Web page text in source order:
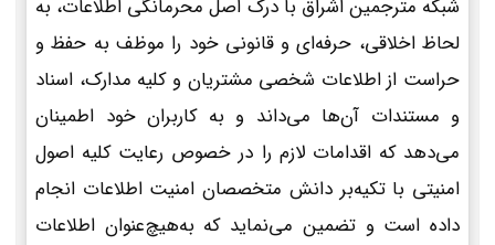
شبکه مترجمین اشراق با درک اصل محرمانگی اطلاعات، به
لحاظ اخلاقی، حرفه‌ای و قانونی خود را موظف به حفظ و
حراست از اطلاعات شخصی مشتریان و کلیه مدارک، اسناد
و مستندات آن‌ها می‌داند و به کاربران خود اطمینان
می‌دهد که اقدامات لازم را در خصوص رعایت کلیه اصول
امنیتی با تکیه‌بر دانش متخصصان امنیت اطلاعات انجام
داده است و تضمین می‌نماید که به‌هیچ‌عنوان اطلاعات